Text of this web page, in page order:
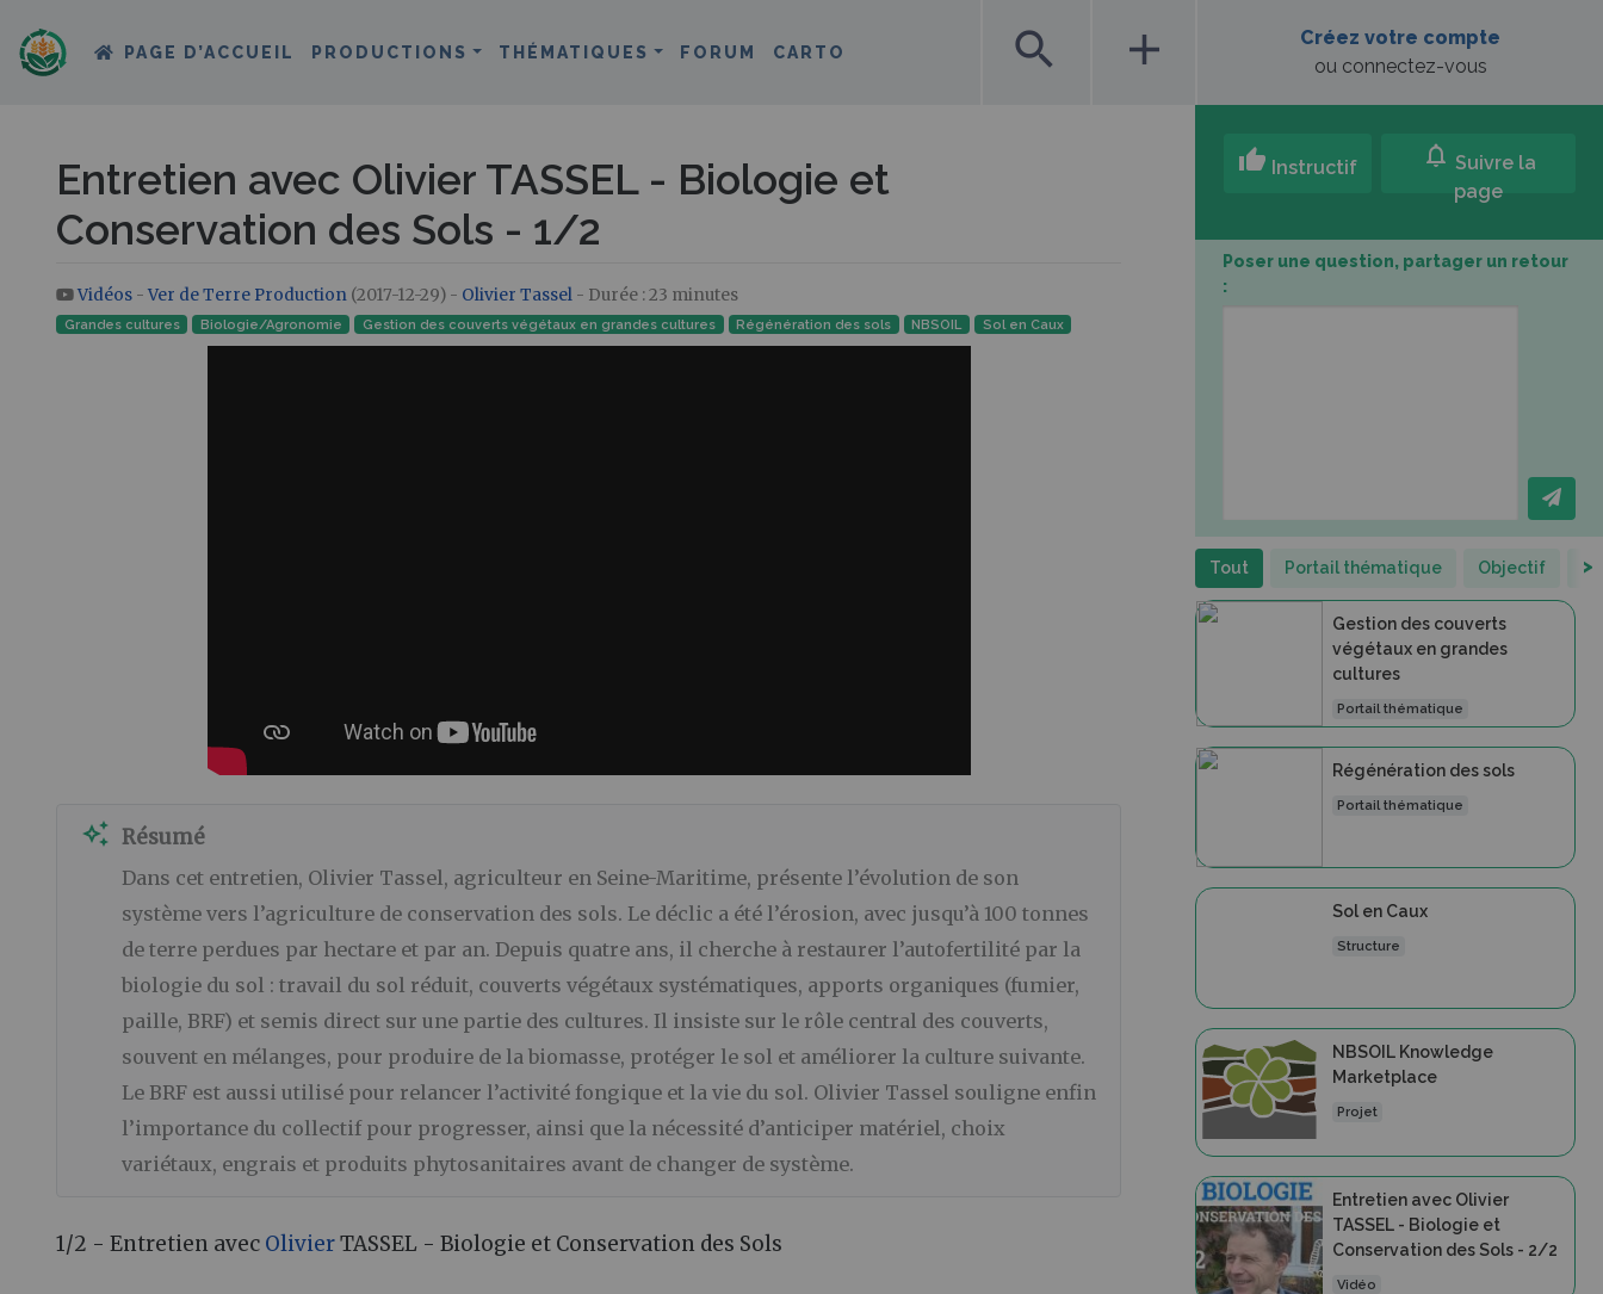
PAGE D’ACCUEIL PRODUCTIONS THÉMATIQUES FORUM CARTO search add
Créez votre compte
ou connectez-vous
Entretien avec Olivier TASSEL - Biologie et
Conservation des Sols - 1/2
Aller à :navigation,rechercher
Vidéos - Ver de Terre Production (2017-12-29) - Olivier Tassel - Durée : 23 minutes
Grandes cultures Biologie/Agronomie Gestion des couverts végétaux en grandes cultures Régénération des sols NBSOIL Sol en Caux
auto_awesome Résumé
Dans cet entretien, Olivier Tassel, agriculteur en Seine-Maritime, présente l’évolution de son
système vers l’agriculture de conservation des sols. Le déclic a été l’érosion, avec jusqu’à 100 tonnes
de terre perdues par hectare et par an. Depuis quatre ans, il cherche à restaurer l’autofertilité par la
biologie du sol : travail du sol réduit, couverts végétaux systématiques, apports organiques (fumier,
paille, BRF) et semis direct sur une partie des cultures. Il insiste sur le rôle central des couverts,
souvent en mélanges, pour produire de la biomasse, protéger le sol et améliorer la culture suivante.
Le BRF est aussi utilisé pour relancer l’activité fongique et la vie du sol. Olivier Tassel souligne enfin
l’importance du collectif pour progresser, ainsi que la nécessité d’anticiper matériel, choix
variétaux, engrais et produits phytosanitaires avant de changer de système.
1/2 - Entretien avec OlivierTASSEL - Biologie et Conservation des Sols
thumb_up Instructif notifications Suivre la
page
Poser une question, partager un retour
:
Tout Portail thématique Objectif >
Gestion des couverts
végétaux en grandes
cultures
Portail thématique
Régénération des sols
Portail thématique
Sol en Caux
Structure
NBSOIL Knowledge
Marketplace
Projet
Entretien avec Olivier
TASSEL - Biologie et
Conservation des Sols - 2/2
Vidéo